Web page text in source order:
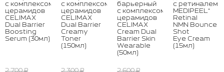
с комплексом
церамидов
CELIMAX
Dual Barrier
Boosting
Serum (30мл)
с комплексом
церамидов
CELIMAX
Dual Barrier
Creamy
Toner
(150мл)
барьерный
с комплексом
церамидов
CELIMAX
Cream Dual
Barrier Skin
Wearable
(50мл)
с ретиналем
MEDIPEEL⁺
Retinal
NMN Bounce
Shot
Eye Cream
(15мл)